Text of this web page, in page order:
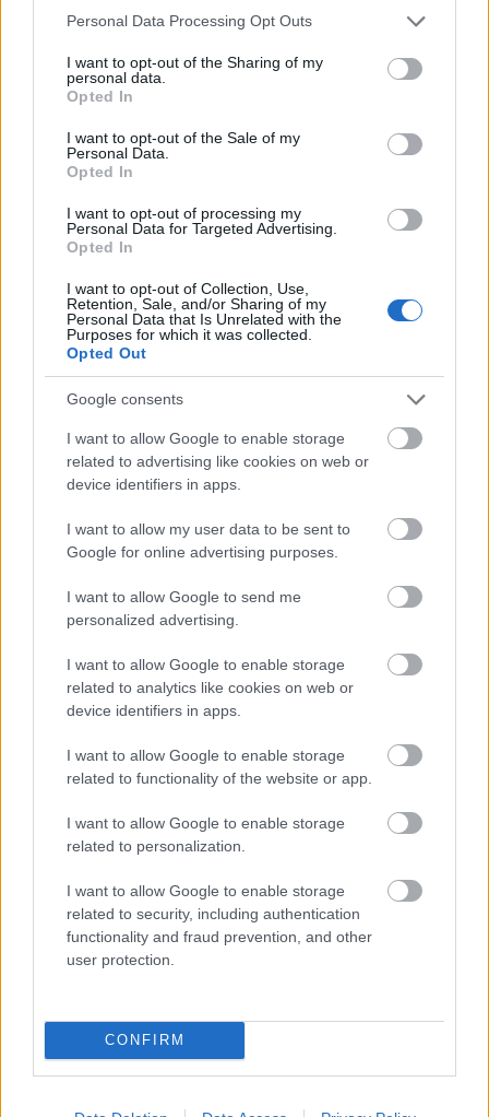
Please note that this website/app uses one or more Google
not limited to your visit or usage behaviour. You may click to
grant or deny consent to Google and its third-party tags to
use your data for below specified purposes in below Google
consent section.
Personal Data Processing Opt Outs
I want to opt-out of the Sharing of my
personal data.
Opted In
I want to opt-out of the Sale of my
Personal Data.
Opted In
I want to opt-out of processing my
Personal Data for Targeted Advertising.
Opted In
I want to opt-out of Collection, Use,
Retention, Sale, and/or Sharing of my
Personal Data that Is Unrelated with the
Purposes for which it was collected.
Opted Out
Google consents
I want to allow Google to enable storage
related to advertising like cookies on web or
device identifiers in apps.
I want to allow my user data to be sent to
Google for online advertising purposes.
I want to allow Google to send me
personalized advertising.
I want to allow Google to enable storage
related to analytics like cookies on web or
device identifiers in apps.
I want to allow Google to enable storage
related to functionality of the website or app.
I want to allow Google to enable storage
related to personalization.
I want to allow Google to enable storage
related to security, including authentication
functionality and fraud prevention, and other
user protection.
CONFIRM
Egy ház, hét lakás, hét lidércnyomás, és hét
különböző stílus. Szabadesés - magyar, 2014.
Rendezte: Pálfi György. Írta: Pálfi György és Ruttkay
Zsófia. Kép: Pohárnok Gergely. Zene: Amon Tobin.
Szereplők: Molnár Piroska, Trill Zsolt, Tenki Réka,
Nagy Zsolt, Hörich Nóra,…
A Forradalom Reygadas szerint
Film, nyilatkozat
Baski Sándor 2013. február 11.
Még 2010-ben készült egy tematikus szkeccsfilm
Forradalom (Revolucion) címmel, amelyhez 10
mexikói rendező forgatott 1-1 epizódot. Rodrigo
Garcia, Gael Garcia Bernal és Diego Luna mellett
Carlos Reygadas is készített egy kisfilmet, amely
most felkerült a netre. A This is my Kingdom (Ez az…
Ordítás és országimázs
Magyarország 2011
A 2011-es évet felmérő szkeccsfilm megosztotta a
közönségét: volt, aki szerint csak tett, de nem film,
mások szerint nemcsak film, de tett is. Magyarország